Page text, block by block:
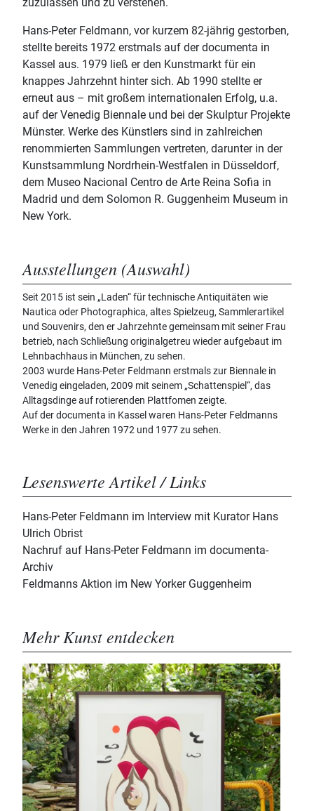
Hans-Peter Feldmann, vor kurzem 82-jährig gestorben,
stellte bereits 1972 erstmals auf der documenta in
Kassel aus. 1979 ließ er den Kunstmarkt für ein
knappes Jahrzehnt hinter sich. Ab 1990 stellte er
erneut aus – mit großem internationalen Erfolg, u.a.
auf der Venedig Biennale und bei der Skulptur Projekte
Münster. Werke des Künstlers sind in zahlreichen
renommierten Sammlungen vertreten, darunter in der
Kunstsammlung Nordrhein-Westfalen in Düsseldorf,
dem Museo Nacional Centro de Arte Reina Sofia in
Madrid und dem Solomon R. Guggenheim Museum in
New York.
Ausstellungen (Auswahl)
Seit 2015 ist sein „Laden“ für technische Antiquitäten wie
Nautica oder Photographica, altes Spielzeug, Sammlerartikel
und Souvenirs, den er Jahrzehnte gemeinsam mit seiner Frau
betrieb, nach Schließung originalgetreu wieder aufgebaut im
Lehnbachhaus in München, zu sehen.
2003 wurde Hans-Peter Feldmann erstmals zur Biennale in
Venedig eingeladen, 2009 mit seinem „Schattenspiel“, das
Alltagsdinge auf rotierenden Plattfomen zeigte.
Auf der documenta in Kassel waren Hans-Peter Feldmanns
Werke in den Jahren 1972 und 1977 zu sehen.
Lesenswerte Artikel / Links
Hans-Peter Feldmann im Interview mit Kurator Hans
Ulrich Obrist
Nachruf auf Hans-Peter Feldmann im documenta-
Archiv
Feldmanns Aktion im New Yorker Guggenheim
Mehr Kunst entdecken